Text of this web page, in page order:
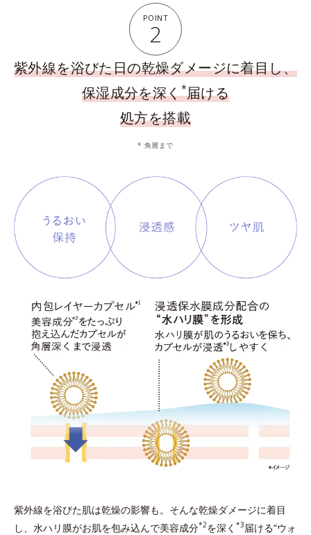
POINT
2
紫外線を浴びた日の乾燥ダメージに着目し、
保湿成分を深く*届ける
処方を搭載
* 角層まで
紫外線を浴びた肌は乾燥の影響も。 そんな乾燥ダメージに着目
し、水ハリ膜がお肌を包み込んで美容成分*2を深く *3 届ける“ウォ